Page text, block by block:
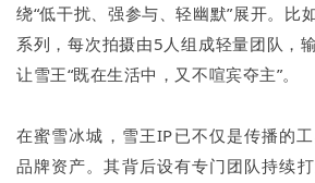
绕“低干扰、强参与、轻幽默”展开。比
系列，每次拍摄由5人组成轻量团队，
让雪王“既在生活中，又不喧宾夺主”。
在蜜雪冰城，雪王IP已不仅是传播的
品牌资产。其背后设有专门团队持续